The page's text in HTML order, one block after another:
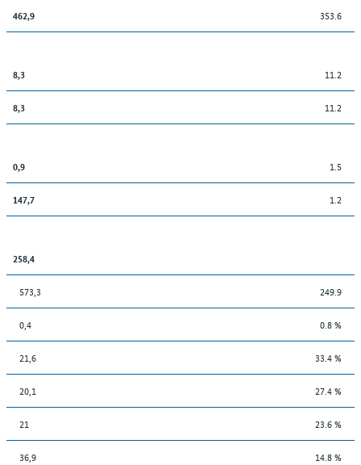
462,9 353.6
8,3 11.2
8,3 11.2
0,9 1.5
147,7 1.2
258,4
573,3 249.9
0,4 0.8 %
21,6 33.4 %
20,1 27.4 %
21 23.6 %
36,9 14.8 %